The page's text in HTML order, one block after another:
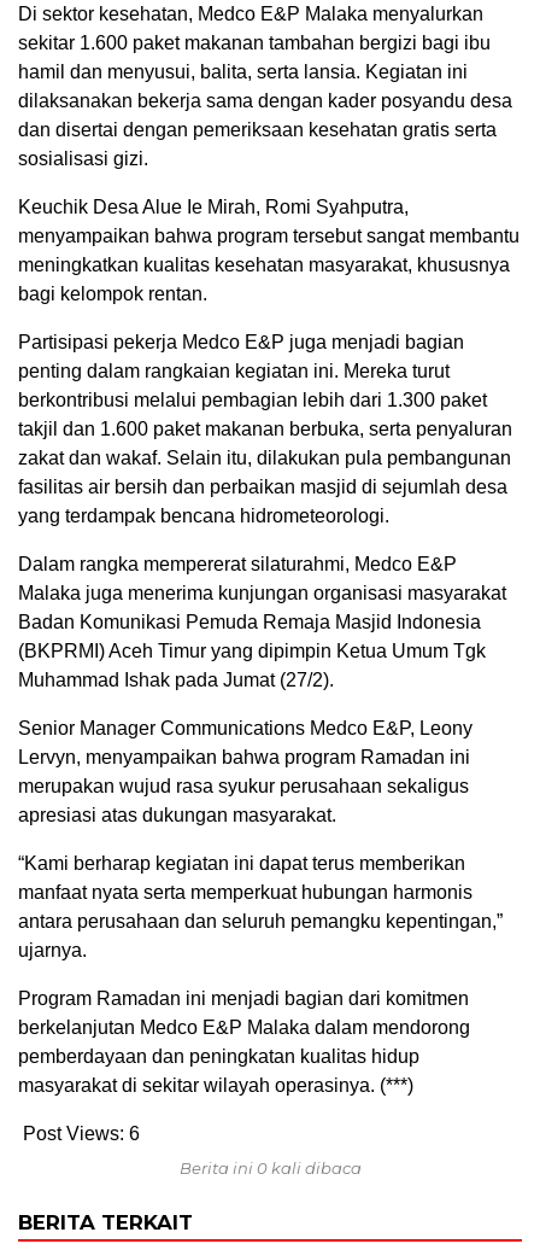
Di sektor kesehatan, Medco E&P Malaka menyalurkan
sekitar 1.600 paket makanan tambahan bergizi bagi ibu
hamil dan menyusui, balita, serta lansia. Kegiatan ini
dilaksanakan bekerja sama dengan kader posyandu desa
dan disertai dengan pemeriksaan kesehatan gratis serta
sosialisasi gizi.
Keuchik Desa Alue Ie Mirah, Romi Syahputra,
menyampaikan bahwa program tersebut sangat membantu
meningkatkan kualitas kesehatan masyarakat, khususnya
bagi kelompok rentan.
Partisipasi pekerja Medco E&P juga menjadi bagian
penting dalam rangkaian kegiatan ini. Mereka turut
berkontribusi melalui pembagian lebih dari 1.300 paket
takjil dan 1.600 paket makanan berbuka, serta penyaluran
zakat dan wakaf. Selain itu, dilakukan pula pembangunan
fasilitas air bersih dan perbaikan masjid di sejumlah desa
yang terdampak bencana hidrometeorologi.
Dalam rangka mempererat silaturahmi, Medco E&P
Malaka juga menerima kunjungan organisasi masyarakat
Badan Komunikasi Pemuda Remaja Masjid Indonesia
(BKPRMI) Aceh Timur yang dipimpin Ketua Umum Tgk
Muhammad Ishak pada Jumat (27/2).
Senior Manager Communications Medco E&P, Leony
Lervyn, menyampaikan bahwa program Ramadan ini
merupakan wujud rasa syukur perusahaan sekaligus
apresiasi atas dukungan masyarakat.
“Kami berharap kegiatan ini dapat terus memberikan
manfaat nyata serta memperkuat hubungan harmonis
antara perusahaan dan seluruh pemangku kepentingan,”
ujarnya.
Program Ramadan ini menjadi bagian dari komitmen
berkelanjutan Medco E&P Malaka dalam mendorong
pemberdayaan dan peningkatan kualitas hidup
masyarakat di sekitar wilayah operasinya. (***)
Post Views: 6
Berita ini 0 kali dibaca
BERITA TERKAIT